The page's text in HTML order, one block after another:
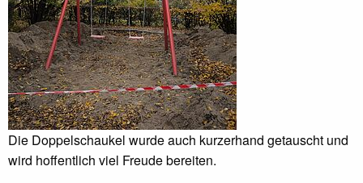
Die Doppelschaukel wurde auch kurzerhand getauscht und
wird hoffentlich viel Freude bereiten.